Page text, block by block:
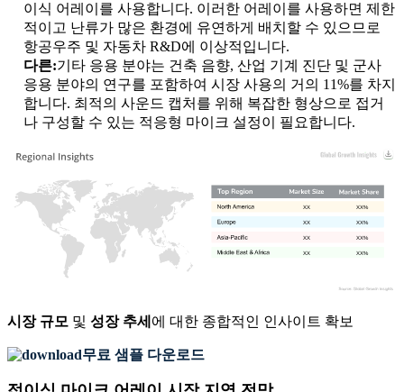
이식 어레이를 사용합니다. 이러한 어레이를 사용하면 제한
적이고 난류가 많은 환경에 유연하게 배치할 수 있으므로
항공우주 및 자동차 R&D에 이상적입니다.
다른:기타 응용 분야는 건축 음향, 산업 기계 진단 및 군사
응용 분야의 연구를 포함하여 시장 사용의 거의 11%를 차지
합니다. 최적의 사운드 캡처를 위해 복잡한 형상으로 접거
나 구성할 수 있는 적응형 마이크 ​​설정이 필요합니다.
XX%
XX
XX%
XX
XX%
XX
XX%
XX
시장 규모 및 성장 추세 에 대한 종합적인 인사이트 확보
무료 샘플 다운로드